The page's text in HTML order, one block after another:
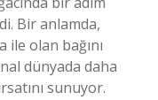
Bir anlamda,
olan bağını
dünyada daha
sunuyor.